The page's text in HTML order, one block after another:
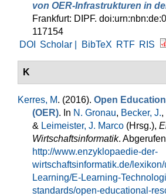
von OER-Infrastrukturen in
Frankfurt: DIPF.
117154
DOI
Scholar | BibTeX RTF RIS
K
Kerres, M. (2016). Open
(OER). In N. Gronau, Becker, J.,
& Leimeister, J. Marco (Hrsg.),
Wirtschaftsinformatik.
http://www.enzyklopaedie-der-
wirtschaftsinformatik.de/
Learning/E-Learning-
standards/open-educational-